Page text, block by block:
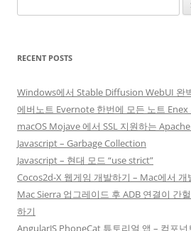
for:
RECENT POSTS
Windows에서 Stable Diffusion WebUI 완
에버노트 Evernote 한번에 모든 노트 Enex
macOS Mojave 에서 SSL 지원하는
Javascript – Garbage Collection
Javascript – 현대 모드 “use strict”
Cocos2d-X 웹게임 개발하기 – Mac에서 개
Mac Sierra 업그레이드 후 ADB 연결이 간
하기
AngularJS PhoneCat 튜토리얼 앱 – 컴포넌